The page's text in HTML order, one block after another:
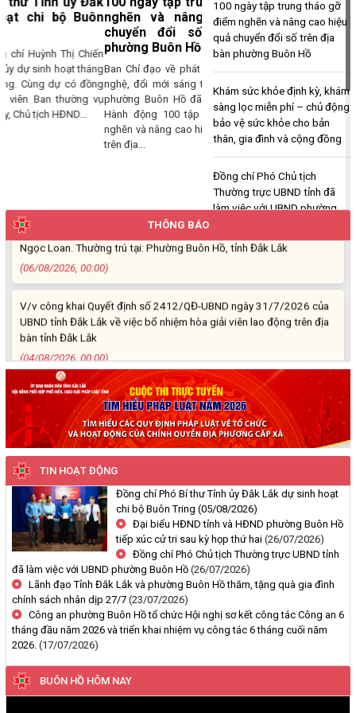
nghẽn và nâng cao hiệu quả
chuyển đổi số trên địa bàn
phường Buôn Hồ
Ban Chỉ đạo về phát triển khoa học, công
nghệ, đổi mới sáng tạo và chuyển đổi số
phường Buôn Hồ đã ban hành Kế hoạch
Hành động 100 tập trung tháo gỡ điểm
nghẽn và nâng cao hiệu quả chuyển đổi số
100 ngày tập trung tháo gỡ
điểm nghẽn và nâng cao hiệu
quả chuyển đổi số trên địa
bàn phường Buôn Hồ
Khám sức khỏe định kỳ, khám
sàng lọc miễn phí – chủ động
bảo vệ sức khỏe cho bản
thân, gia đình và cộng đồng
Đồng chí Phó Chủ tịch
Thường trực UBND tỉnh đã
làm việc với UBND phường
tri sau kỳ họp thứ hai
Lãnh đạo Tỉnh Đắk Lắk và
quà gia đình chính sách nhân
dịp 27/7
THÔNG BÁO
Thông báo về việc niêm yết, công khai hồ sơ cấp giấy chứng nhận
quyền sử dụng đất lần đầu 02 hồ sơ của các cá nhân đang sử dụng
đất tại Phường Buôn Hồ, tỉnh Đắk Lắk
(06/08/2026, 00:00)
Thông báo về việc niêm yết, công khai hồ sơ mất Giấy chứng nhận
quyền sử dụng đất mang tên bà Nguyễn Thị Hạnh. Thường trú tại:
Phường Buôn Hồ, tỉnh Đắk Lắk
Thông báo về việc niêm yết, công khai hồ sơ mất Giấy chứng nhận
quyền sử dụng đất mang tên ông Phạm Quốc Việt và bà Nông Thị
Ngọc Loan. Thường trú tại: Phường Buôn Hồ, tỉnh Đắk Lắk
(06/08/2026, 00:00)
V/v công khai Quyết định số 2412/QĐ-UBND ngày 31/7/2026 của
UBND tỉnh Đắk Lắk về việc bổ nhiệm hòa giải viên lao động trên địa
bàn tỉnh Đắk Lắk
(04/08/2026, 00:00)
Thông báo về việc niêm yết công khai Dự thảo phương án bồi
thường, hỗ trợ và bảng công khai phương án chi tiết kinh phí bồi
thường, hỗ trợ khi Nhà nước thu hồi đất để thực hiện Dự án: Cải
tạo, nâng cấp đường Nơ Trang Lơng (đoạn từ đường Nguyễn Hiền
đến đường Trần Cảnh)
(30/07/2026, 00:00)
Thông báo về việc cấp Giấy chứng nhận xuất xứ hàng hoá (C/O) và
chấp thuận bằng văn bản cho thương nhân tự chứng nhận xuất xứ
hàng hoá xuất khẩu trên địa bàn tỉnh Đắk Lắk
(29/07/2026, 00:00)
Thông báo công khai về việc đo đạc, ký giáp ranh đối với thửa đất
số 59, tờ bản đồ số 89 thuộc Đoàn Kết 1, phường Buôn Hồ, tỉnh
Đắk Lắk do Nguyễn Thị Bích Liên và bà Nguyễn Thị Kiều Oanh;
thường trú tại TDP An Bình 4, phường Buôn Hồ, tỉnh Đắk Lắk đang
(29/07/2026, 00:00)
TIN HOẠT ĐỘNG
Đồng chí Phó Bí thư Tỉnh ủy Đắk Lắk dự sinh hoạt
chi bộ Buôn Tring(05/08/2026)
Đại biểu HĐND tỉnh và HĐND phường Buôn Hồ
tiếp xúc cử tri sau kỳ họp thứ hai(26/07/2026)
Đồng chí Phó Chủ tịch Thường trực UBND tỉnh
đã làm việc với UBND phường Buôn Hồ (26/07/2026)
Lãnh đạo Tỉnh Đắk Lắk và phường Buôn Hồ thăm, tặng quà gia đình
chính sách nhân dịp 27/7 (23/07/2026)
Công an phường Buôn Hồ tổ chức Hội nghị sơ kết công tác Công an 6
tháng đầu năm 2026 và triển khai nhiệm vụ công tác 6 tháng cuối năm
2026. (17/07/2026)
BUÔN HỒ HÔM NAY
Bế giảng Lớp tập huấn kỹ năng, nghiệp vụ Đoàn - Hội năm 2026
khám sàng lọc cho người dân